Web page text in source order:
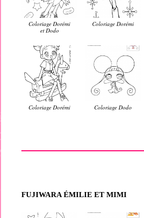
Coloriage Dorémi
et Dodo
Coloriage Dorémi
Coloriage Dorémi Coloriage Dodo
FUJIWARA ÉMILIE ET MIMI